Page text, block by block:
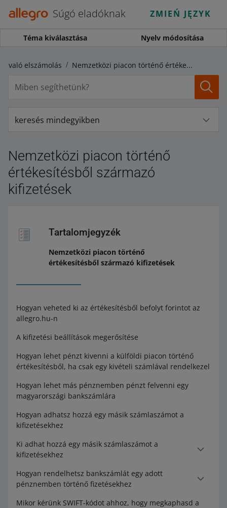
Súgó eladóknak ZMIEŃ JĘZYK
Téma kiválasztása Nyelv módosítása
való elszámolás Nemzetközi piacon történő értékesítésből származó kifizetések
keresés mindegyikben
Nemzetközi piacon történő
értékesítésből származó
kifizetések
Tartalomjegyzék
Nemzetközi piacon történő
értékesítésből származó kifizetések
Hogyan veheted ki az értékesítésből befolyt forintot az
allegro.hu-n
A kifizetési beállítások megerősítése
Hogyan lehet pénzt kivenni a külföldi piacon történő
értékesítésből, ha csak egy kivételi számlával rendelkezel
Hogyan lehet más pénznemben pénzt felvenni egy
magyarországi bankszámlára
Hogyan adhatsz hozzá egy másik számlaszámot a
kifizetésekhez
Ki adhat hozzá egy másik számlaszámot a
kifizetésekhez
Hogyan rendelhetsz bankszámlát egy adott
pénznemben történő fizetésekhez
Mikor kérünk SWIFT-kódot ahhoz, hogy megkaphasd a